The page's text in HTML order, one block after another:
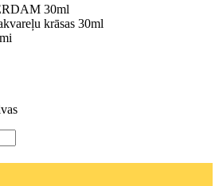
30ml
krāsas 30ml